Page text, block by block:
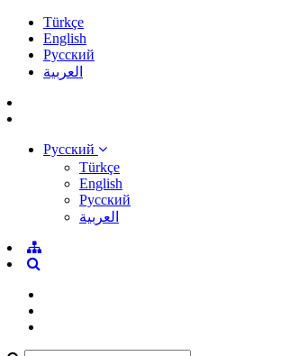
Türkçe
English
Pусский
العربية
Pусский
Türkçe
English
Pусский
العربية